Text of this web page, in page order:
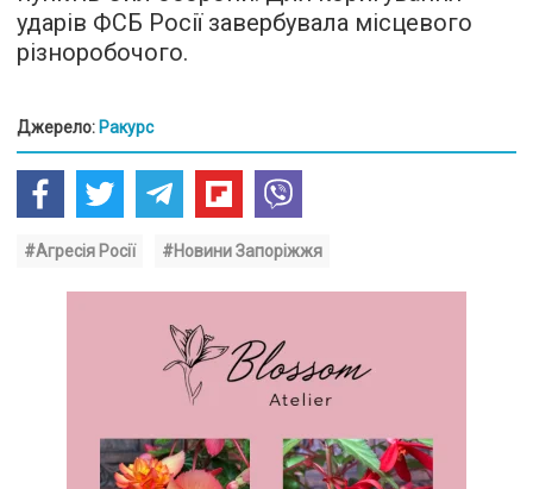
ударів ФСБ Росії завербувала місцевого
різноробочого.
Джерело: Ракурс
#Агресія Росії #Новини Запоріжжя